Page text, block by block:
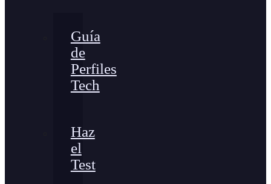
Guía
de
Perfiles
Tech
Haz
el
Test